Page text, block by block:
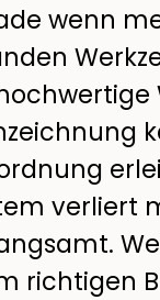
wenn
verliert
richtigen